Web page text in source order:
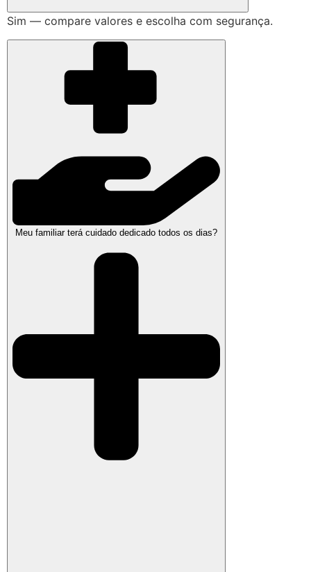
Sim — compare valores e escolha com segurança.
Meu familiar terá cuidado dedicado todos os dias?